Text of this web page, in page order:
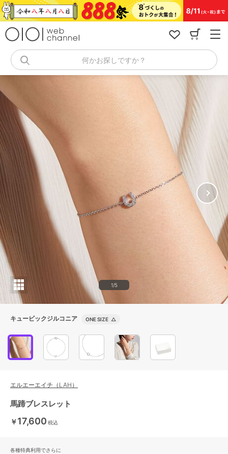
コ
ン
キ
プ
何かお探しですか？
1/5
キュービックジルコニア ONE SIZE △
エルエーエイチ（LAH）
馬蹄ブレスレット
￥17,600 税込
各種特典利用でさらに